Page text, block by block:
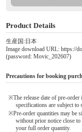
Product Details
生産国:日本
Image download URL: https://
(password: Movic_202607)
Precautions for booking
※The release date of pre-
specifications are subject to
※Pre-order quantities may be
without prior notice close to
your full order quantity.